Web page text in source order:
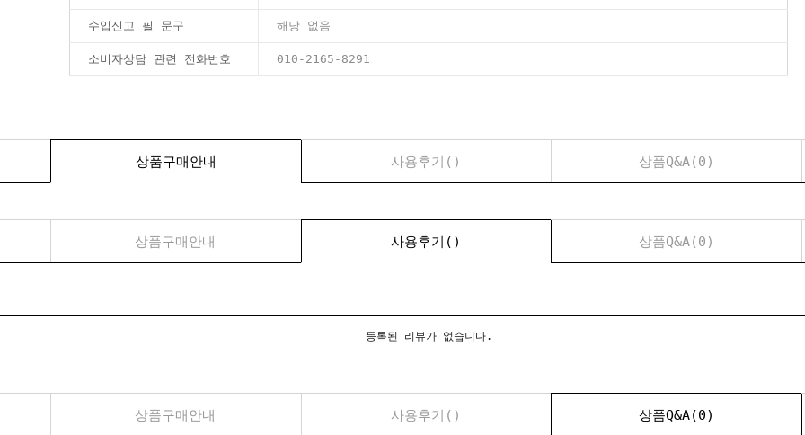
수입신고 필 문구 해당 없음
소비자상담 관련 전화번호 010-2165-8291
상품구매안내 사용후기() 상품Q&A(0)
상품구매안내 사용후기() 상품Q&A(0)
등록된 리뷰가 없습니다.
상품구매안내 사용후기() 상품Q&A(0)